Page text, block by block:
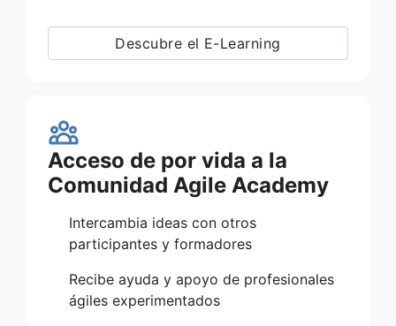
Descubre el E-Learning
Acceso de por vida a la
Comunidad Agile Academy
Intercambia ideas con otros
participantes y formadores
Recibe ayuda y apoyo de profesionales
ágiles experimentados